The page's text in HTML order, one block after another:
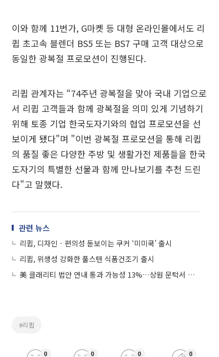
이와 함께 11번가, G마켓 등 대형 온라인몰에서도 리
큅 초고속 블렌더 BS5 또는 BS7 구매 고객 대상으로
동일한 광복절 프로모션이 진행된다.
리큅 관계자는 “74주년 광복절을 맞아 국내 기업으로
서 리큅 고객들과 함께 광복절을 의미 있게 기념하기
위해 토종 기업 한국도자기와의 협업 프로모션을 선
보이게 됐다"며 "이번 광복절 프로모션을 통해 리큅
의 품질 좋은 다양한 주방 및 생활가전 제품들을 한국
도자기의 특별한 선물과 함께 만나보기를 추천 드린
다"고 말했다.
관련 뉴스
리큅, 디자인ㆍ편의성 돋보이는 쿠커 ‘미미쿡’ 출시
리큅, 위생성 강화한 풀스텐 식품건조기 출시
美 클래리티 법안 연내 통과 가능성 13%…상원 문턱서 제동
#리큅
0 0 0 0